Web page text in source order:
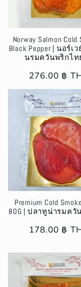
Norway Salmon Cold
Black Pepper | นอร์เ
นรมควันพริกไท
Regular
price
276.00 ฿
Premium Cold
80G | ปลาทูน่ารมควั
Regular
178.00 ฿